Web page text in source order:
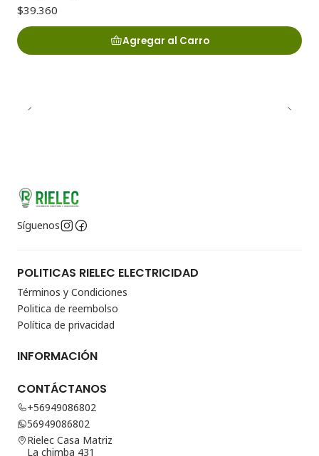
$39.360
Agregar al Carro
Síguenos
POLITICAS RIELEC ELECTRICIDAD
Términos y Condiciones
Politica de reembolso
Política de privacidad
INFORMACIÓN
CONTÁCTANOS
+56949086802
56949086802
Rielec Casa Matriz
La chimba 431